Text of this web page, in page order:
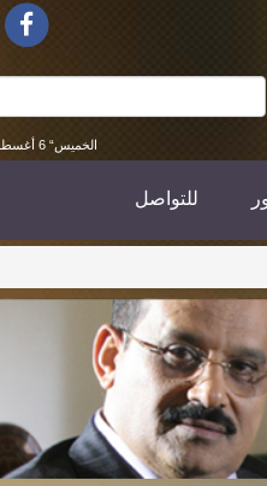
الخميس“ 6 أغسطس 2026 - 06:33 ص - جرينتش
للتواصل